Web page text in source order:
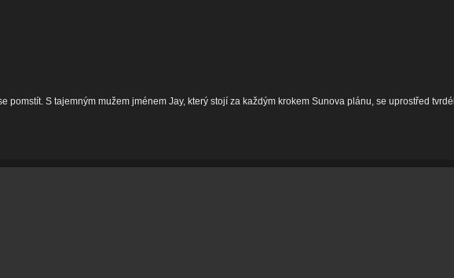
pomstít. S tajemným mužem jménem Jay, který stojí za každým krokem Sunova plánu, se uprostřed